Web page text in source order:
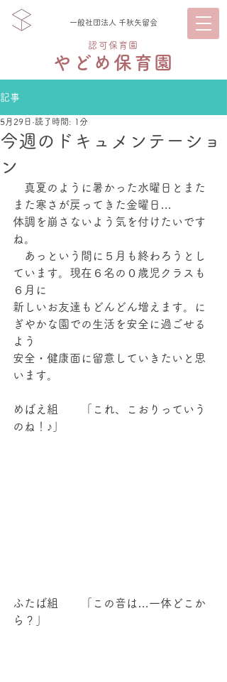
やどめ保育園
一般社団法人 千秋矢留会
認可保育園
記事
今週のドキュメンテーショ
ン
5月29日 読了時間: 1分
真夏のように暑かった水曜日とまた
また寒さが戻ってきた金曜日…
体調を崩さないよう気を付けたいです
ね。
あっという間に５月も終わろうとし
ています。現在６名の０歳児クラスも
６月に
新しいお友達もどんどん増えます。に
ぎやかな園での生活を安全に過ごせる
よう
安全・健康面に留意していきたいと思
います。
めばえ組　　「これ、こおりっていう
のね！♪」
ふたば組　　「この音は…一体どこか
ら？」